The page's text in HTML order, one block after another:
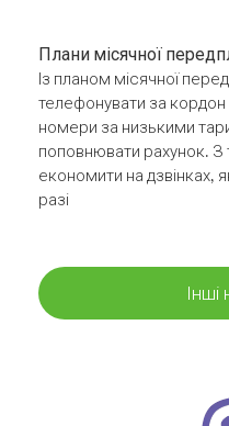
Плани місячної
Із планом місячної
телефонувати за кордон
номери за низькими
поповнювати рахунок.
економити на дзвінках,
разі